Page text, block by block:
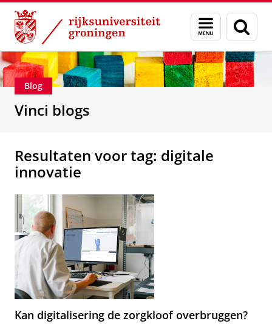
Skip
Content
Skip
Navigation
Menu
en
zoeken
Department of Innovation Management &
Blog
Vinci blogs
Resultaten voor tag: digitale
innovatie
Kan digitalisering de zorgkloof overbruggen?